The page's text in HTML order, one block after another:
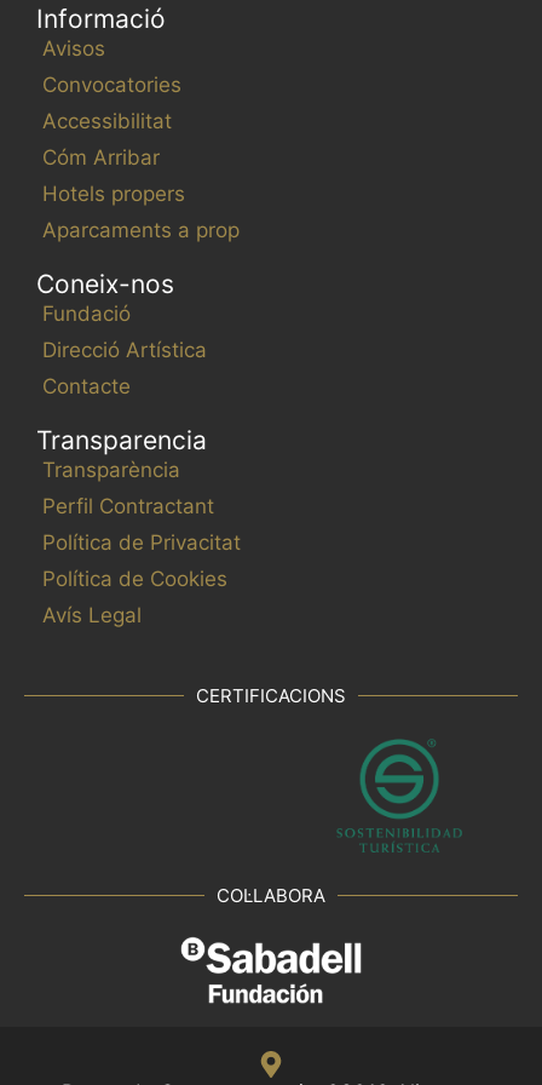
Informació
Avisos
Convocatories
Accessibilitat
Cóm Arribar
Hotels propers
Aparcaments a prop
Coneix-nos
Fundació
Direcció Artística
Contacte
Transparencia
Transparència
Perfil Contractant
Política de Privacitat
Política de Cookies
Avís Legal
CERTIFICACIONS
COL·LABORA